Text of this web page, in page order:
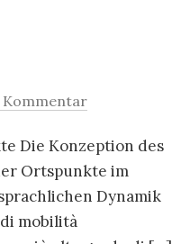
Kommentar
Die Konzeption des
Ortspunkte im
Dynamik
mobilità